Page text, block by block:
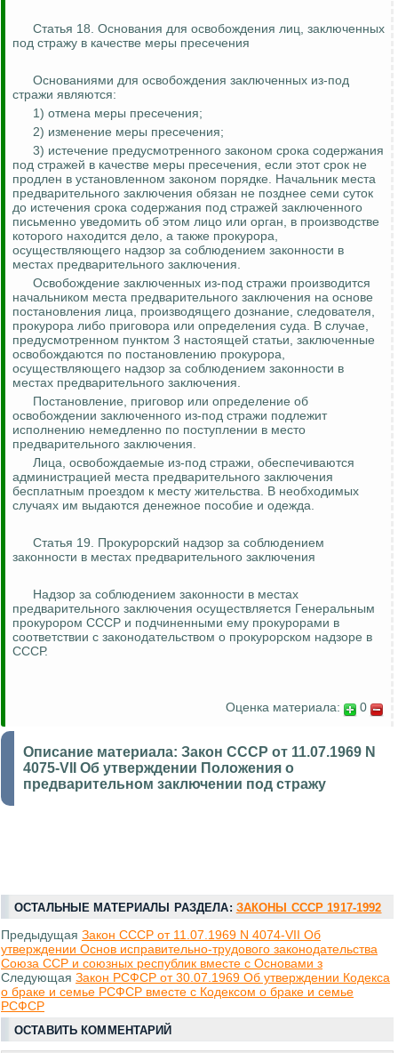
Статья 18. Основания для освобождения лиц, заключенных
под стражу в качестве меры пресечения
Основаниями для освобождения заключенных из-под
стражи являются:
1) отмена меры пресечения;
2) изменение меры пресечения;
3) истечение предусмотренного законом срока содержания
под стражей в качестве меры пресечения, если этот срок не
продлен в установленном законом порядке. Начальник места
предварительного заключения обязан не позднее семи суток
до истечения срока содержания под стражей заключенного
письменно уведомить об этом лицо или орган, в производстве
которого находится дело, а также прокурора,
осуществляющего надзор за соблюдением законности в
местах предварительного заключения.
Освобождение заключенных из-под стражи производится
начальником места предварительного заключения на основе
постановления лица, производящего дознание, следователя,
прокурора либо приговора или определения суда. В случае,
предусмотренном пунктом 3 настоящей статьи, заключенные
освобождаются по постановлению прокурора,
осуществляющего надзор за соблюдением законности в
местах предварительного заключения.
Постановление, приговор или определение об
освобождении заключенного из-под стражи подлежит
исполнению немедленно по поступлении в место
предварительного заключения.
Лица, освобождаемые из-под стражи, обеспечиваются
администрацией места предварительного заключения
бесплатным проездом к месту жительства. В необходимых
случаях им выдаются денежное пособие и одежда.
Статья 19. Прокурорский надзор за соблюдением
законности в местах предварительного заключения
Надзор за соблюдением законности в местах
предварительного заключения осуществляется Генеральным
прокурором СССР и подчиненными ему прокурорами в
соответствии с законодательством о прокурорском надзоре в
СССР.
Оценка материала: 0
Описание материала: Закон СССР от 11.07.1969 N
4075-VII Об утверждении Положения о
предварительном заключении под стражу
ОСТАЛЬНЫЕ МАТЕРИАЛЫ РАЗДЕЛА: ЗАКОНЫ СССР 1917-1992
Предыдущая Закон СССР от 11.07.1969 N 4074-VII Об
утверждении Основ исправительно-трудового законодательства
Союза ССР и союзных республик вместе с Основами з
Следующая Закон РСФСР от 30.07.1969 Об утверждении Кодекса
о браке и семье РСФСР вместе с Кодексом о браке и семье
РСФСР
ОСТАВИТЬ КОММЕНТАРИЙ